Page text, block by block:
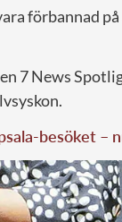
förbannad
7 News
besöket –